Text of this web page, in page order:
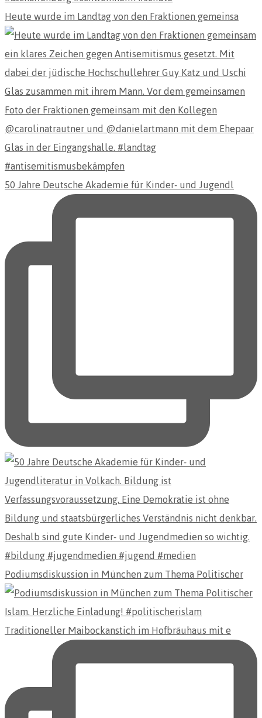
Heute wurde im Landtag von den Fraktionen gemeinsa
50 Jahre Deutsche Akademie für Kinder- und Jugendl
Podiumsdiskussion in München zum Thema Politischer
Traditioneller Maibockanstich im Hofbräuhaus mit e